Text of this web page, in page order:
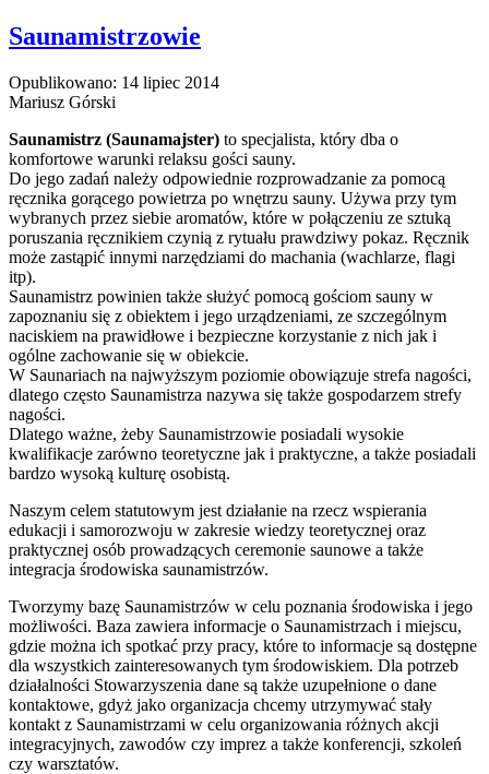
Saunamistrzowie
Opublikowano: 14 lipiec 2014
Mariusz Górski
Saunamistrz (Saunamajster) to specjalista, który dba o
komfortowe warunki relaksu gości sauny.
Do jego zadań należy odpowiednie rozprowadzanie za pomocą
ręcznika gorącego powietrza po wnętrzu sauny. Używa przy tym
wybranych przez siebie aromatów, które w połączeniu ze sztuką
poruszania ręcznikiem czynią z rytuału prawdziwy pokaz. Ręcznik
może zastąpić innymi narzędziami do machania (wachlarze, flagi
itp).
Saunamistrz powinien także służyć pomocą gościom sauny w
zapoznaniu się z obiektem i jego urządzeniami, ze szczególnym
naciskiem na prawidłowe i bezpieczne korzystanie z nich jak i
ogólne zachowanie się w obiekcie.
W Saunariach na najwyższym poziomie obowiązuje strefa nagości,
dlatego często Saunamistrza nazywa się także gospodarzem strefy
nagości.
Dlatego ważne, żeby Saunamistrzowie posiadali wysokie
kwalifikacje zarówno teoretyczne jak i praktyczne, a także posiadali
bardzo wysoką kulturę osobistą.
Naszym celem statutowym jest działanie na rzecz wspierania
edukacji i samorozwoju w zakresie wiedzy teoretycznej oraz
praktycznej osób prowadzących ceremonie saunowe a także
integracja środowiska saunamistrzów.
Tworzymy bazę Saunamistrzów w celu poznania środowiska i jego
możliwości. Baza zawiera informacje o Saunamistrzach i miejscu,
gdzie można ich spotkać przy pracy, które to informacje są dostępne
dla wszystkich zainteresowanych tym środowiskiem. Dla potrzeb
działalności Stowarzyszenia dane są także uzupełnione o dane
kontaktowe, gdyż jako organizacja chcemy utrzymywać stały
kontakt z Saunamistrzami w celu organizowania różnych akcji
integracyjnych, zawodów czy imprez a także konferencji, szkoleń
czy warsztatów.